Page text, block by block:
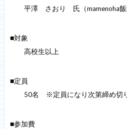
平澤 さおり 氏（mamenoha飯
■対象
高校生以上
■定員
50名 ※定員になり次第締め切
■参加費